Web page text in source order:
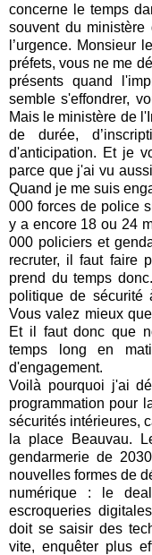
concerne le temps
souvent du
l’urgence. Monsieur
préfets, vous ne me
présents quand
semble s'effondrer,
Mais le ministère de
de durée,
d'anticipation. Et je
parce que j'ai vu
Quand je me suis
000 forces de police
y a encore 18 ou 24
000 policiers et
recruter, il faut faire
prend du temps
politique de sécurité
Vous valez mieux
Et il faut donc que
temps long en
d'engagement.
Voilà pourquoi j'ai
programmation pour
sécurités intérieures,
la place Beauvau.
gendarmerie de
nouvelles formes de
numérique : le
escroqueries
doit se saisir des
vite, enquêter plus